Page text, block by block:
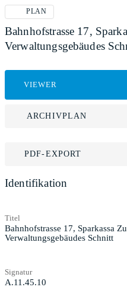
PLAN
Bahnhofstrasse 17,
Verwaltungsgebäudes
VIEWER
ARCHIVPLAN
PDF-EXPORT
Identifikation
Titel
Bahnhofstrasse 17, Sparkassa
Verwaltungsgebäudes Schnitt
Signatur
A.11.45.10